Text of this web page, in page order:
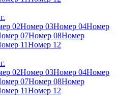
02Номер 03Номер 04Номер
07Номер 08Номер
11Номер 12
02Номер 03Номер 04Номер
07Номер 08Номер
11Номер 12